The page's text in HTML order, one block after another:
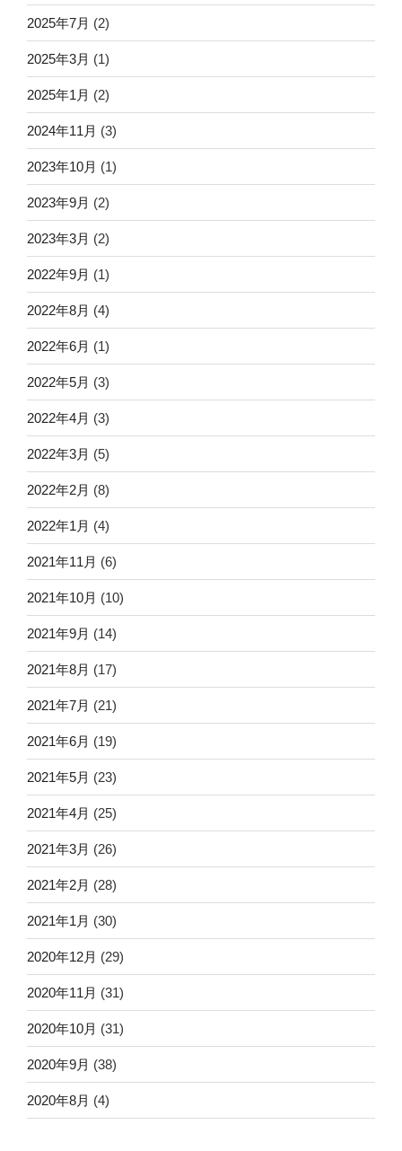
2025年7月 (2)
2025年3月 (1)
2025年1月 (2)
2024年11月 (3)
2023年10月 (1)
2023年9月 (2)
2023年3月 (2)
2022年9月 (1)
2022年8月 (4)
2022年6月 (1)
2022年5月 (3)
2022年4月 (3)
2022年3月 (5)
2022年2月 (8)
2022年1月 (4)
2021年11月 (6)
2021年10月 (10)
2021年9月 (14)
2021年8月 (17)
2021年7月 (21)
2021年6月 (19)
2021年5月 (23)
2021年4月 (25)
2021年3月 (26)
2021年2月 (28)
2021年1月 (30)
2020年12月 (29)
2020年11月 (31)
2020年10月 (31)
2020年9月 (38)
2020年8月 (4)